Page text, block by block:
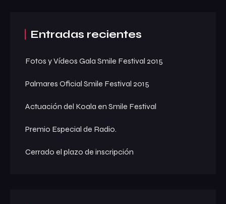
Entradas recientes
Fotos y Vídeos Gala Smile Festival 2015
Palmares Oficial Smile Festival 2015
Actuación del Koala en Smile Festival
Premio Especial de Radio.
Cerrado el plazo de inscripción